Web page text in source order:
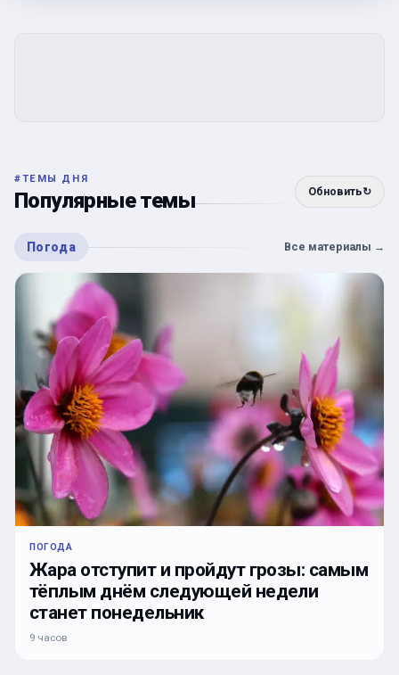
#ТЕМЫ ДНЯ
Популярные темы Обновить↻
Погода Все материалы →
ПОГОДА
Жара отступит и пройдут грозы: самым
тёплым днём следующей недели
станет понедельник
9 часов